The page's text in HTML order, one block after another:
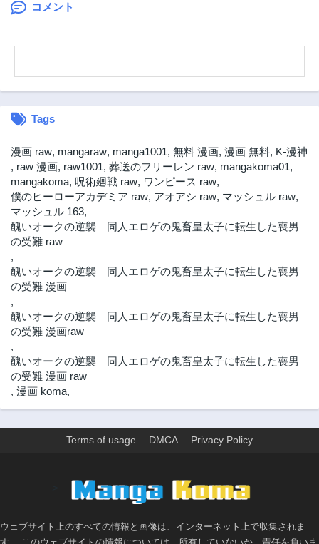
第9話
第3.3話
第3.1話
3ヶ月前
第2.3話
3ヶ月前
第2.2話
3ヶ月前
第2.1話
第1話
3ヶ月前
コメント
Tags
漫画 raw, mangaraw, manga1001, 無料 漫画, 漫画 無料, K-漫神
, raw 漫画, raw1001, 葬送のフリーレン raw, mangakoma01,
mangakoma, 呪術廻戦 raw, ワンピース raw,
僕のヒーローアカデミア raw, アオアシ raw, マッシュル raw,
マッシュル 163,
醜いオークの逆襲 同人エロゲの鬼畜皇太子に転生した喪男
の受難 raw
,
醜いオークの逆襲 同人エロゲの鬼畜皇太子に転生した喪男
の受難 漫画
,
醜いオークの逆襲 同人エロゲの鬼畜皇太子に転生した喪男
の受難 漫画raw
,
醜いオークの逆襲 同人エロゲの鬼畜皇太子に転生した喪男
の受難 漫画 raw
, 漫画 koma,
Terms of usage DMCA Privacy Policy
ウェブサイト上のすべての情報と画像は、インターネット上で収集されま